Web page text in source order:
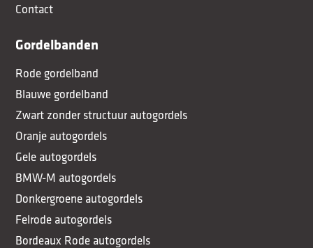
Contact
Gordelbanden
Rode gordelband
Blauwe gordelband
Zwart zonder structuur autogordels
Oranje autogordels
Gele autogordels
BMW-M autogordels
Donkergroene autogordels
Felrode autogordels
Bordeaux Rode autogordels